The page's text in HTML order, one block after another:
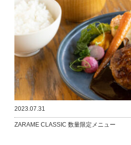
2023.07.31
ZARAME CLASSIC 数量限定メニュー